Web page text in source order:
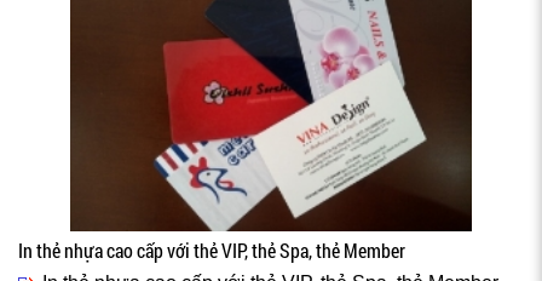
In thẻ nhựa cao cấp với thẻ VIP, thẻ Spa, thẻ Member